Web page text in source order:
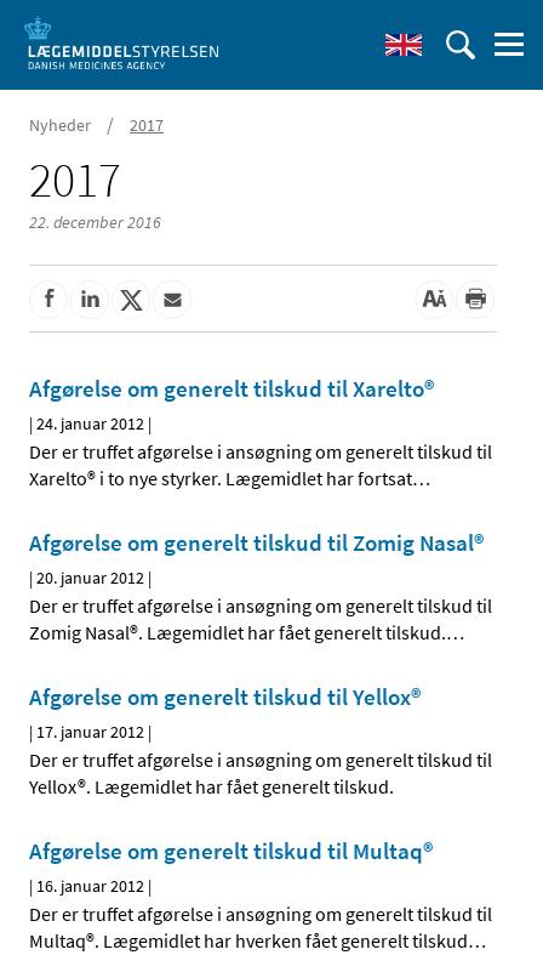
Nyheder / 2017
2017
22. december 2016
Afgørelse om generelt tilskud til Xarelto®
|24. januar 2012 |
Der er truffet afgørelse i ansøgning om generelt tilskud til
Xarelto® i to nye styrker. Lægemidlet har fortsat…
Afgørelse om generelt tilskud til Zomig Nasal®
|20. januar 2012 |
Der er truffet afgørelse i ansøgning om generelt tilskud til
Zomig Nasal®. Lægemidlet har fået generelt tilskud.…
Afgørelse om generelt tilskud til Yellox®
| 17. januar 2012 |
Der er truffet afgørelse i ansøgning om generelt tilskud til
Yellox®. Lægemidlet har fået generelt tilskud.
Afgørelse om generelt tilskud til Multaq®
| 16. januar 2012 |
Der er truffet afgørelse i ansøgning om generelt tilskud til
Multaq®. Lægemidlet har hverken fået generelt tilskud…